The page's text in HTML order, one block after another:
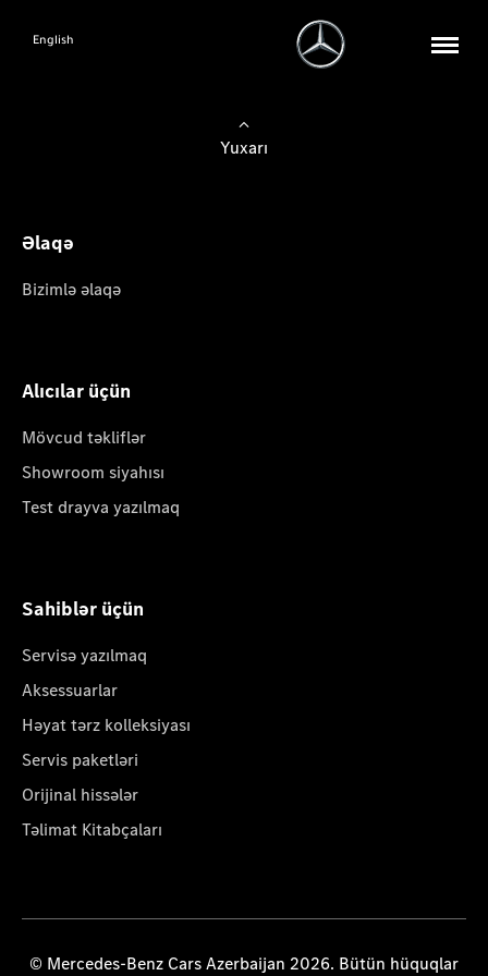
English
Yuxarı
Əlaqə
Bizimlə əlaqə
Alıcılar üçün
Mövcud təkliflər
Showroom siyahısı
Test drayva yazılmaq
Sahiblər üçün
Servisə yazılmaq
Aksessuarlar
Həyat tərz kolleksiyası
Servis paketləri
Orijinal hissələr
Təlimat Kitabçaları
© Mercedes-Benz Cars Azerbaijan 2026. Bütün hüquqlar